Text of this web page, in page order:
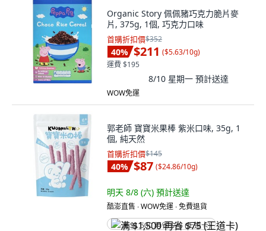
Organic Story 佩佩豬巧克力脆片麥
片, 375g, 1個, 巧克力口味
首購折扣價$352
40% $211 ($5.63/10g)
運費 $195
8/10 星期一 預計送達
WOW免運
郭老師 寶寶米果棒 紫米口味, 35g, 1
個, 純天然
首購折扣價$145
40% $87 ($24.86/10g)
明天 8/8 (六) 預計送達
酷澎直售 ∙ WOW免運 ∙ 免費退貨
满 $1,500 再省 $75 (王道卡)